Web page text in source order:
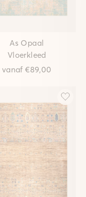
As Opaal
Vloerkleed
vanaf€89,00